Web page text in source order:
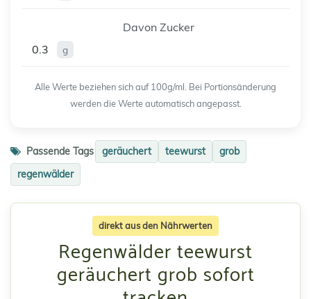
Davon Zucker
0.3
g
Alle Werte beziehen sich auf 100g/ml. Bei Portionsänderung
werden die Werte automatisch angepasst.
Passende Tags geräuchert teewurst
grob
regenwälder
direkt aus den Nährwerten
Regenwälder teewurst
geräuchert grob sofort